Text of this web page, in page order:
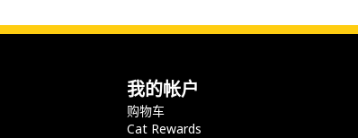
我的帐户
购物车
Cat Rewards